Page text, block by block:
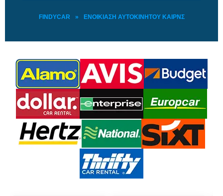
FINDYCAR » ΕΝΟΙΚΊΑΣΗ ΑΥΤΟΚΙΝΉΤΟΥ ΚΑΙΡΝΣ